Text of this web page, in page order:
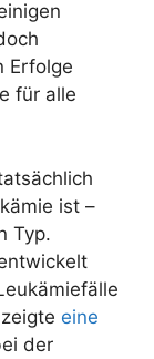
Erfolge
für alle
ist –
Typ.
eine
der